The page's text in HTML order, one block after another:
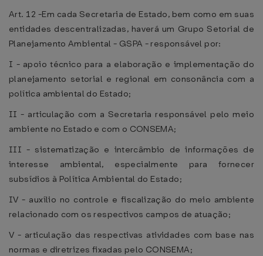
Art. 12 -Em cada Secretaria de Estado, bem como em suas
entidades descentralizadas, haverá um Grupo Setorial de
Planejamento Ambiental - GSPA - responsável por:
I - apoio técnico para a elaboração e implementação do
planejamento setorial e regional em consonância com a
política ambiental do Estado;
II - articulação com a Secretaria responsável pelo meio
ambiente no Estado e com o CONSEMA;
III - sistematização e intercâmbio de informações de
interesse ambiental, especialmente para fornecer
subsídios à Política Ambiental do Estado;
IV - auxílio no controle e fiscalização do meio ambiente
relacionado com os respectivos campos de atuação;
V - articulação das respectivas atividades com base nas
normas e diretrizes fixadas pelo CONSEMA;